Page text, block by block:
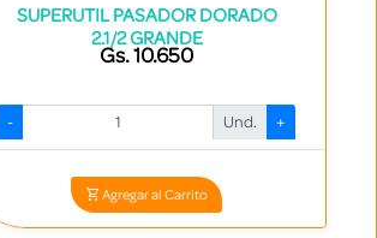
SUPERUTIL PASADOR DORADO
2.1/2 GRANDE
Gs. 10.650
- Und. +
Agregar al Carrito